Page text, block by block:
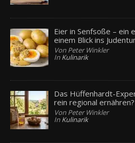
Eier in Senfsoße – ein
einem Blick ins
Von Peter Winkler
In Kulinarik
Das Hüffenhardt-
rein regional ernähren?
Von Peter Winkler
In Kulinarik